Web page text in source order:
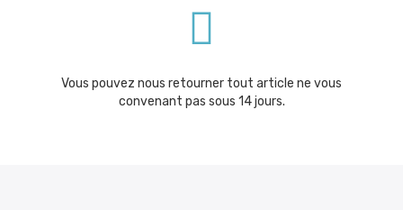
Vous pouvez nous retourner tout article ne vous
convenant pas sous 14 jours.